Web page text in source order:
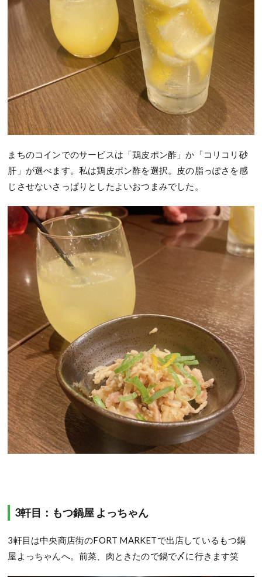
まちのコインでのサービスは「鶏皮ポン酢」か「コリコリ砂
肝」が選べます。私は鶏皮ポン酢を選択。皮の脂っぽさを感
じさせないさっぱりとしたよいおつまみでした。
3軒目：もつ鍋屋 よっちゃん
3軒目は中央商店街のFORT MARKETで出店しているもつ鍋
屋よっちゃんへ。前菜、肉ときたので鍋で〆に行きます笑